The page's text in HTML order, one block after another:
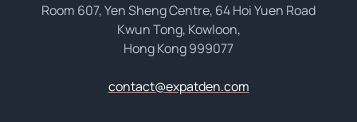
Room 607, Yen Sheng Centre, 64 Hoi Yuen Road
Kwun Tong, Kowloon,
Hong Kong 999077
contact@expatden.com